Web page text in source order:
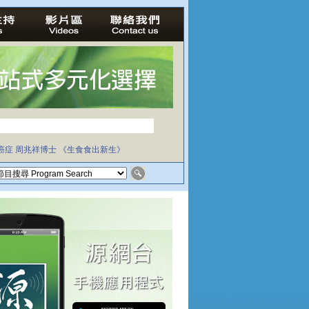
症 周兆祥博士 《生食食出新生》